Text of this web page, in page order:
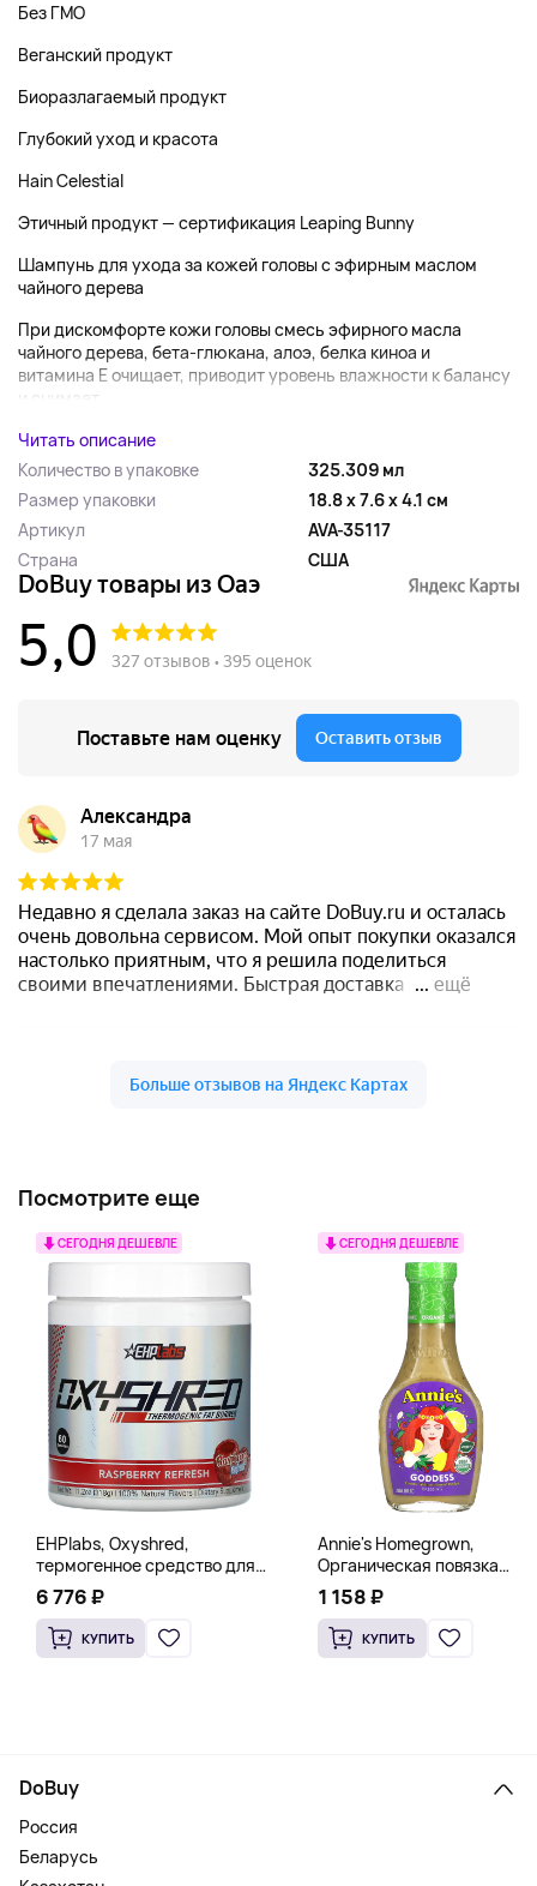
Без ГМО
Веганский продукт
Биоразлагаемый продукт
Глубокий уход и красота
Hain Celestial
Этичный продукт — сертификация Leaping Bunny
Шампунь для ухода за кожей головы с эфирным маслом
чайного дерева
При дискомфорте кожи головы смесь эфирного масла
чайного дерева, бета-глюкана, алоэ, белка киноа и
витамина Е очищает, приводит уровень влажности к балансу
и снимает ...
Читать описание
Количество в упаковке
325.309 мл
Размер упаковки
18.8 x 7.6 x 4.1 см
Артикул
AVA-35117
Страна
США
Посмотрите еще
СЕГОДНЯ ДЕШЕВЛЕ
EHPlabs, Oxyshred,
термогенное средство для
сжигания жира, малиновое
освежение, 318 г (11,2 унции)
6 776 ₽
КУПИТЬ
СЕГОДНЯ ДЕШЕВЛЕ
Annie's Homegrown,
Органическая повязка
«Богиня», 236 мл (8 жидк.
унц.)
1 158 ₽
КУПИТЬ
DoBuy
Россия
Беларусь